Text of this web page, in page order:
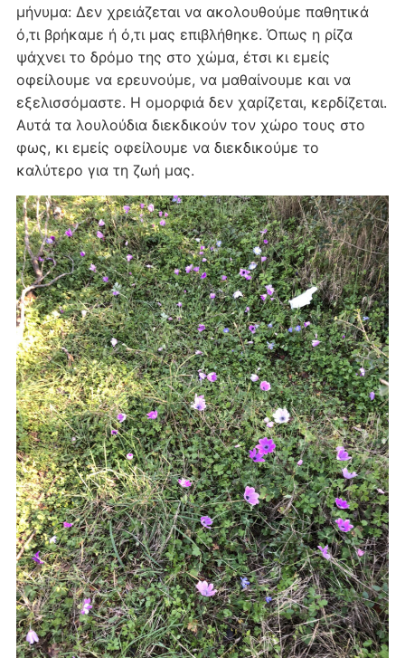
μήνυμα: Δεν χρειάζεται να ακολουθούμε παθητικά
ό,τι βρήκαμε ή ό,τι μας επιβλήθηκε. Όπως η ρίζα
ψάχνει το δρόμο της στο χώμα, έτσι κι εμείς
οφείλουμε να ερευνούμε, να μαθαίνουμε και να
εξελισσόμαστε. Η ομορφιά δεν χαρίζεται, κερδίζεται.
Αυτά τα λουλούδια διεκδικούν τον χώρο τους στο
φως, κι εμείς οφείλουμε να διεκδικούμε το
καλύτερο για τη ζωή μας.